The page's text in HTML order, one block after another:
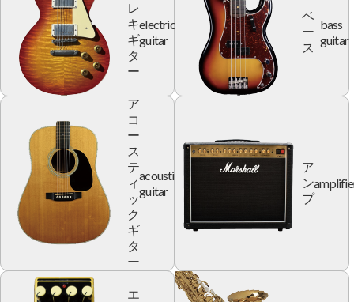
レ
キ
ギ
タ
ー
electric
guitar
ベ
ー
ス
bass
guitar
ア
コ
ー
ス
テ
ィ
ッ
ク
ギ
タ
ー
acoustic
guitar
ア
ン
プ
エ